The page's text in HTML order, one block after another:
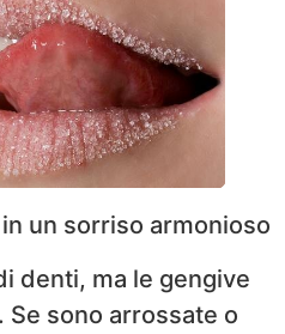
un sorriso armonioso
denti, ma le gengive
sono arrossate o